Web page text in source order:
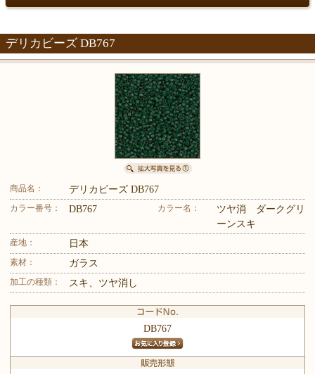
デリカビーズ DB767
商品名： デリカビーズ DB767
カラー番号： DB767 カラー名：
ツヤ消 ダークグリ
ーンスキ
産地： 日本
素材： ガラス
加工の種類： スキ、ツヤ消し
DB767